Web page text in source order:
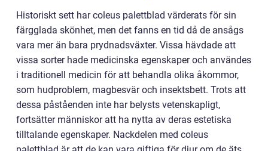
Historiskt sett har coleus palettblad värderats för sin
färgglada skönhet, men det fanns en tid då de ansågs
vara mer än bara prydnadsväxter. Vissa hävdade att
vissa sorter hade medicinska egenskaper och användes
i traditionell medicin för att behandla olika åkommor,
som hudproblem, magbesvär och insektsbett. Trots att
dessa påståenden inte har belysts vetenskapligt,
fortsätter människor att ha nytta av deras estetiska
tilltalande egenskaper. Nackdelen med coleus